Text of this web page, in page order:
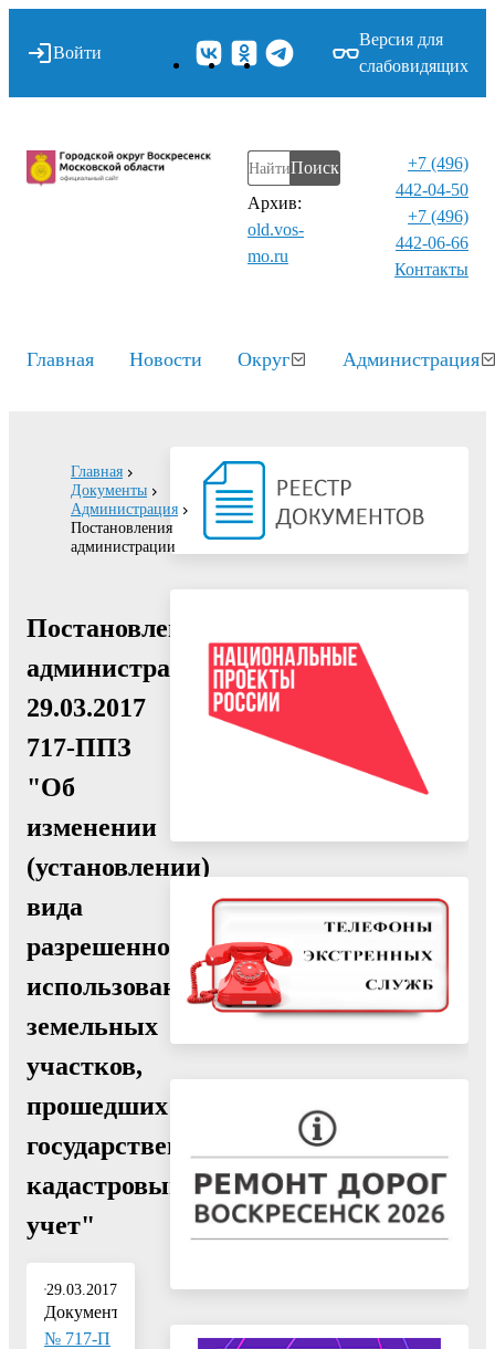
Войти
Версия для
слабовидящих
Поиск
Архив:
old.vos-
mo.ru
+7 (496)
442-04-50
+7 (496)
442-06-66
Контакты⁠
Главная Новости Округ Администрация
Главная
Документы
Администрация
Постановления
администрации
Постановление
администрации
29.03.2017
717-ППЗ
"Об
изменении
(установлении)
вида
разрешенного
использования
земельных
участков,
прошедших
государственный
кадастровый
учет"
29.03.2017
Документ:
№ 717-П